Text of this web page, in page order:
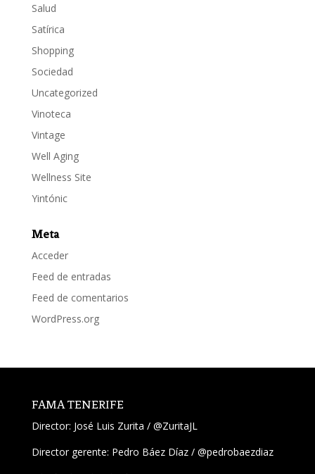
Salud
Satírica
Shopping
Sociedad
Uncategorized
Vinoteca
Vintage
Well Aging
Wellness Site
Yintónic
Meta
Acceder
Feed de entradas
Feed de comentarios
WordPress.org
FAMA TENERIFE
Director: José Luis Zurita / @ZuritaJL
Director gerente: Pedro Báez Díaz / @pedrobaezdiaz